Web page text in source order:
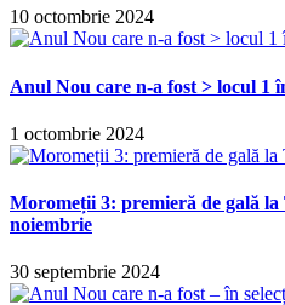
10 octombrie 2024
Anul Nou care n-a fost > locul 1
1 octombrie 2024
Moromeții 3: premieră de gală
noiembrie
30 septembrie 2024